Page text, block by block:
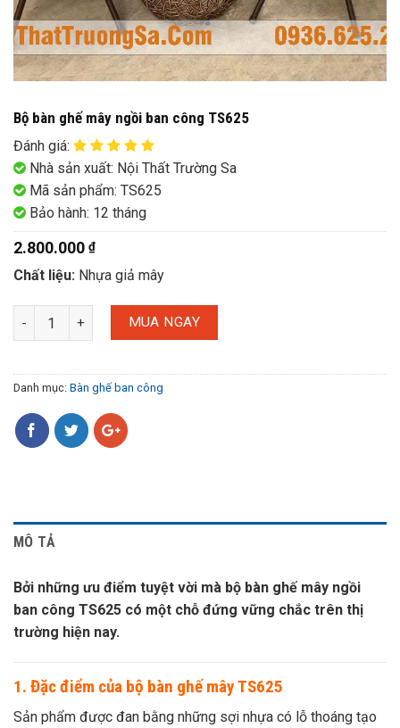
Bộ bàn ghế mây ngồi ban công TS625
Đánh giá:
Nhà sản xuất: Nội Thất Trường Sa
Mã sản phẩm: TS625
Bảo hành: 12 tháng
2.800.000 ₫
Chất liệu: Nhựa giả mây
MUA NGAY
Danh mục: Bàn ghế ban công
MÔ TẢ
Bởi những ưu điểm tuyệt vời mà bộ bàn ghế mây ngồi
ban công TS625 có một chỗ đứng vững chắc trên thị
trường hiện nay.
1. Đặc điểm của bộ bàn ghế mây TS625
Sản phẩm được đan bằng những sợi nhựa có lỗ thoáng tạo